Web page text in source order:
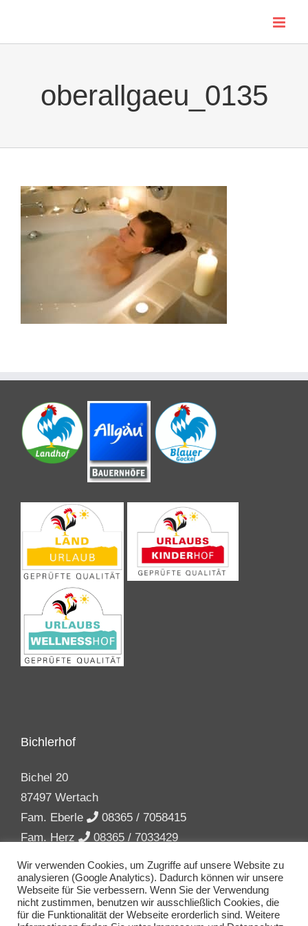
oberallgaeu_0135
Bichlerhof
Bichel 20
87497 Wertach
Fam. Eberle
08365 / 7058415
Fam. Herz
08365 / 7033429
Wir verwenden Cookies, um Zugriffe auf unsere Website zu
analysieren (Google Analytics). Dadurch können wir unsere
Webseite für Sie verbessern. Wenn Sie der Verwendung
nicht zustimmen, benutzen wir ausschließlich Cookies, die
für die Funktionalität der Webseite erorderlich sind. Weitere